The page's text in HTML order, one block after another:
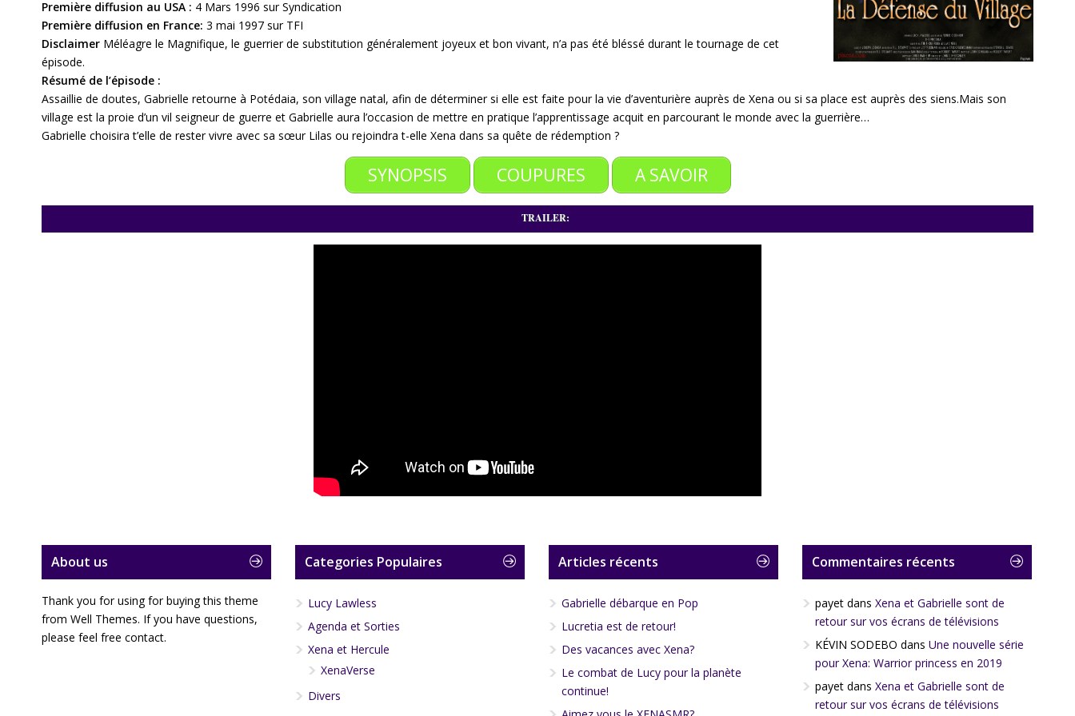
Première diffusion au USA : 4 Mars 1996 sur Syndication
Première diffusion en France: 3 mai 1997 sur TFI
Disclaimer Méléagre le Magnifique, le guerrier de substitution généralement joyeux et bon vivant, n’a pas été bléssé durant le tournage de cet
épisode.
Résumé de l’épisode :
Assaillie de doutes, Gabrielle retourne à Potédaia, son village natal, afin de déterminer si elle est faite pour la vie d’aventurière auprès de Xena ou si sa place est auprès des siens.Mais son
village est la proie d’un vil seigneur de guerre et Gabrielle aura l’occasion de mettre en pratique l’apprentissage acquit en parcourant le monde avec la guerrière…
Gabrielle choisira t’elle de rester vivre avec sa sœur Lilas ou rejoindra t-elle Xena dans sa quête de rédemption ?
SYNOPSIS COUPURES A SAVOIR
TRAILER:
About us
Thank you for using for buying this theme
from Well Themes. If you have questions,
please feel free contact.
Categories Populaires
Lucy Lawless
Agenda et Sorties
Xena et Hercule
XenaVerse
Divers
Articles récents
Gabrielle débarque en Pop
Lucretia est de retour!
Des vacances avec Xena?
Le combat de Lucy pour la planète
continue!
Commentaires récents
payet dans Xena et Gabrielle sont de
retour sur vos écrans de télévisions
KÉVIN SODEBO dans Une nouvelle série
pour Xena: Warrior princess en 2019
payet dans Xena et Gabrielle sont de
retour sur vos écrans de télévisions